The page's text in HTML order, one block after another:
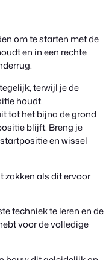
om te starten met de
en in een rechte
terwijl je de
houdt.
tot het bijna de grond
blijft. Breng je
en wissel
zakken als dit ervoor
techniek te leren en de
voor de volledige